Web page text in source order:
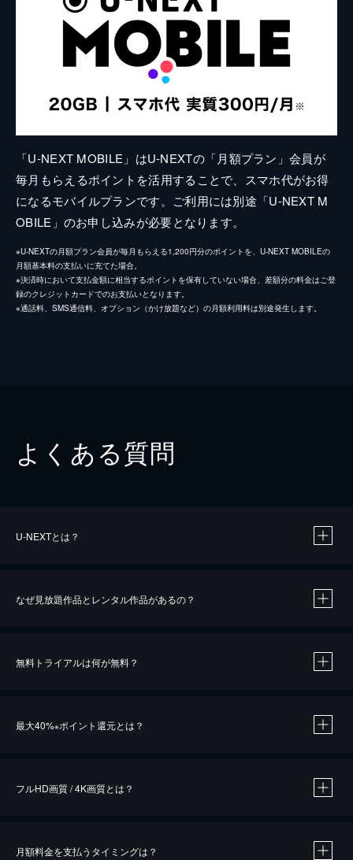
「U-NEXT MOBILE」はU-NEXTの「月額プラン」会員が
毎月もらえるポイントを活用することで、スマホ代がお得
になるモバイルプランです。ご利用には別途「U-NEXT M
OBILE」のお申し込みが必要となります。
※U-NEXTの月額プラン会員が毎月もらえる1,200円分のポイントを、U-NEXT MOBILEの
月額基本料の支払いに充てた場合。
※決済時において支払金額に相当するポイントを保有していない場合、差額分の料金はご登
録のクレジットカードでのお支払いとなります。
※通話料、SMS通信料、オプション（かけ放題など）の月額利用料は別途発生します。
よくある質問
U-NEXTとは？
なぜ見放題作品とレンタル作品があるの？
無料トライアルは何が無料？
最大40%※ポイント還元とは？
※40％ポイント還元の対象は、クレジットカード決済による作品の購入 / レンタルです。
フルHD画質 / 4K画質とは？
月額料金を支払うタイミングは？